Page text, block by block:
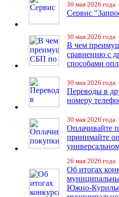
30 мая 2026 года
Сервис
30 мая 2026 года
В чем
сравнению с
способами
30 мая 2026 года
Переводы в
номеру
30 мая 2026 года
Оплачивайте
принимайте
26 мая 2026 года
Об итогах
Южно-